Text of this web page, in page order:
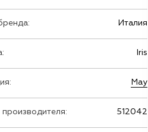
Италия
Iris
May
512042